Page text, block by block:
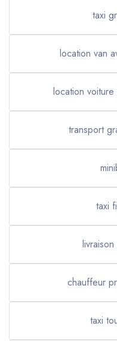
taxi
location van
location
transport
taxi
chauffeur
taxi